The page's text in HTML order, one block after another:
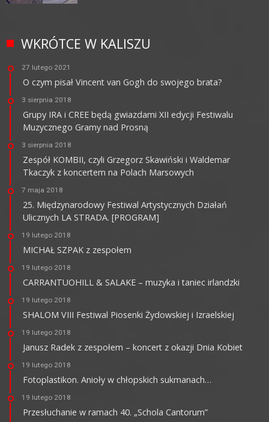
WKRÓTCE W KALISZU
27 lutego 2021
O czym pisał Vincent van Gogh do swojego brata?
3 sierpnia 2018
Grupy IRA i CREE będą gwiazdami XII edycji Festiwalu
Muzycznego Gramy nad Prosną
3 sierpnia 2018
Zespół KOMBII, czyli Grzegorz Skawiński i Waldemar
Tkaczyk z koncertem na Polach Marsowych
7 maja 2018
25. Międzynarodowy Festiwal Artystycznych Działań
Ulicznych LA STRADA. [PROGRAM]
19 lutego 2018
MICHAŁ SZPAK z zespołem
19 lutego 2018
CARRANTUOHILL & SALAKE – muzyka i taniec irlandzki
19 lutego 2018
SHALOM VIII Festiwal Piosenki Żydowskiej i Izraelskiej
19 lutego 2018
Janusz Radek z zespołem – koncert z okazji Dnia Kobiet
19 lutego 2018
Fotoplastikon. Anioły w chłopskich sukmanach…
19 lutego 2018
Przesłuchanie w ramach 40. „Schola Cantorum”